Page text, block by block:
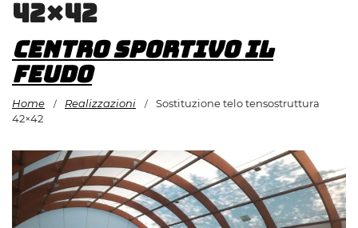
42×42
Centro Sportivo Il
Feudo
Home / Realizzazioni /
Sostituzione telo tensostruttura
42×42